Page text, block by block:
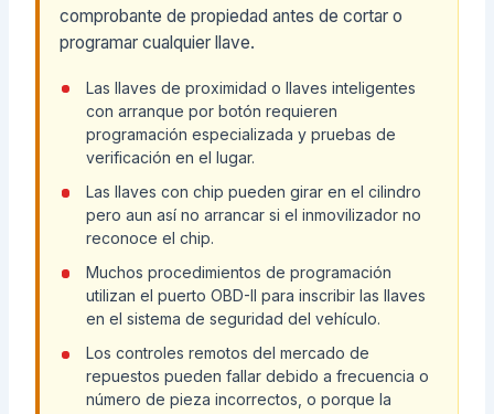
comprobante de propiedad antes de cortar o
programar cualquier llave.
Las llaves de proximidad o llaves inteligentes
con arranque por botón requieren
programación especializada y pruebas de
verificación en el lugar.
Las llaves con chip pueden girar en el cilindro
pero aun así no arrancar si el inmovilizador no
reconoce el chip.
Muchos procedimientos de programación
utilizan el puerto OBD-II para inscribir las llaves
en el sistema de seguridad del vehículo.
Los controles remotos del mercado de
repuestos pueden fallar debido a frecuencia o
número de pieza incorrectos, o porque la